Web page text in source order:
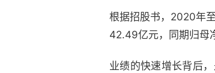
根据招股书，2020年
42.49亿元，同期归母
业绩的快速增长背后